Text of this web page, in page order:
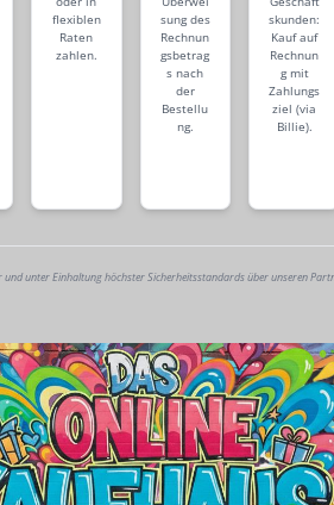
flexiblen
Raten
zahlen.
sung des
Rechnun
gsbetrag
s nach
der
Bestellu
ng.
skunden:
Kauf auf
Rechnun
g mit
Zahlungs
ziel (via
Billie).
und unter Einhaltung höchster Sicherheitsstandards über unseren